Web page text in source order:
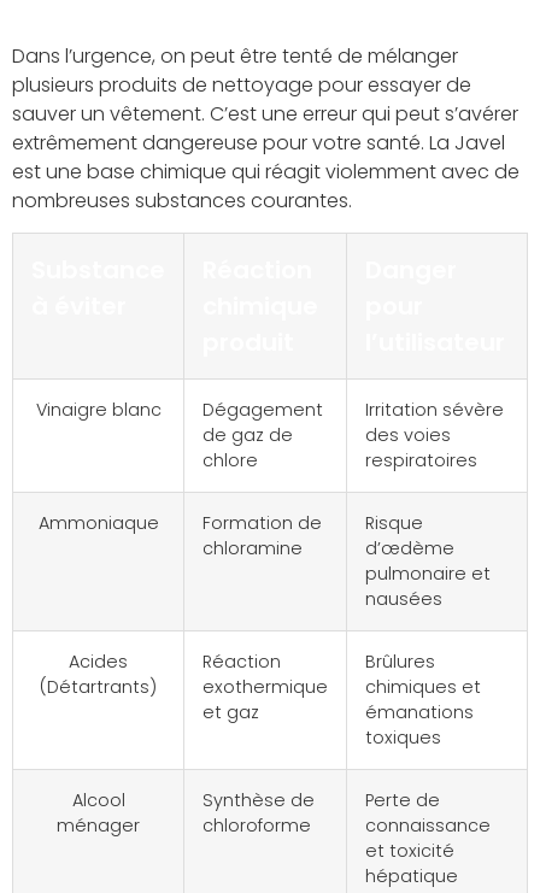
Dans l’urgence, on peut être tenté de mélanger
plusieurs produits de nettoyage pour essayer de
sauver un vêtement. C’est une erreur qui peut s’avérer
extrêmement dangereuse pour votre santé. La Javel
est une base chimique qui réagit violemment avec de
nombreuses substances courantes.
Vinaigre blanc
Dégagement
de gaz de
chlore
Irritation sévère
des voies
respiratoires
Ammoniaque
Formation de
chloramine
Risque
d’œdème
pulmonaire et
nausées
Acides
(Détartrants)
Réaction
exothermique
et gaz
Brûlures
chimiques et
émanations
toxiques
Alcool
ménager
Synthèse de
chloroforme
Perte de
connaissance
et toxicité
hépatique